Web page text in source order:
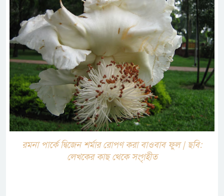
রমনা পার্কে দ্বিজেন শর্মার রোপণ করা বাওবাব ফুল | ছবি:
লেখকের কাছ থেকে সংগৃহীত